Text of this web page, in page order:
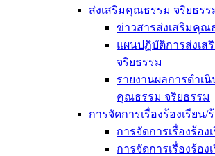
ส่งเสริมคุณธรรม จริยธรร
ข่าวสารส่งเสริมคุณ
แผนปฏิบัติการส่งเส
จริยธรรม
รายงานผลการดำเนิ
คุณธรรม จริยธรรม
การจัดการเรื่องร้องเรียน/
การจัดการเรื่องร้อง
การจัดการเรื่องร้อง